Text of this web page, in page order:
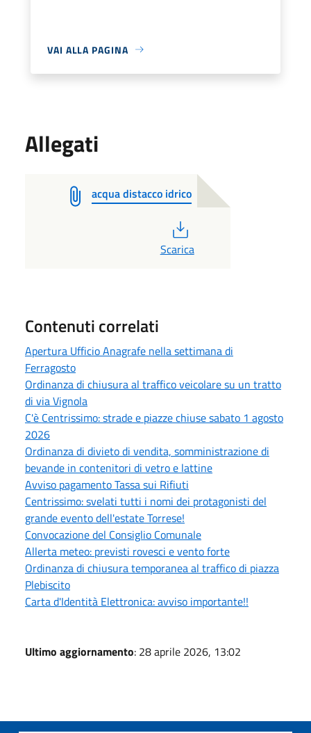
VAI ALLA PAGINA
Allegati
acqua distacco idrico
Scarica
Contenuti correlati
Apertura Ufficio Anagrafe nella settimana di
Ferragosto
Ordinanza di chiusura al traffico veicolare su un tratto
di via Vignola
C'è Centrissimo: strade e piazze chiuse sabato 1 agosto
2026
Ordinanza di divieto di vendita, somministrazione di
bevande in contenitori di vetro e lattine
Avviso pagamento Tassa sui Rifiuti
Centrissimo: svelati tutti i nomi dei protagonisti del
grande evento dell'estate Torrese!
Convocazione del Consiglio Comunale
Allerta meteo: previsti rovesci e vento forte
Ordinanza di chiusura temporanea al traffico di piazza
Plebiscito
Carta d'Identità Elettronica: avviso importante!!
Ultimo aggiornamento: 28 aprile 2026, 13:02